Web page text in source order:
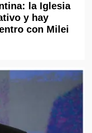
la Iglesia
y hay
con Milei